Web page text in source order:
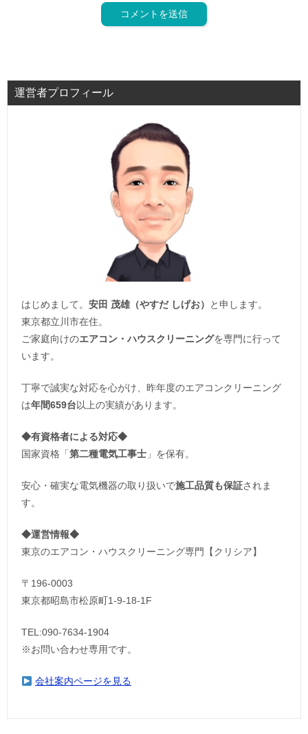
運営者プロフィール
はじめまして。 安田 茂雄（やすだ しげお）
と申します。
東京都立川市在住。
ご家庭向けのエアコン・ハウスクリーニングを専門に行って
います。
丁寧で誠実な対応を心がけ、昨年度のエアコンクリーニング
は年間659台以上の実績があります。
◆有資格者による対応◆
国家資格「 第二種電気工事士 」を保有。
安心・確実な電気機器の取り扱いで施工品質も保証されま
す。
◆運営情報◆
東京のエアコン・ハウスクリーニング専門【クリシア】
〒196-0003
東京都昭島市松原町1-9‐18‐1F
TEL:090-7634-1904
※お問い合わせ専用です。
会社案内ページを見る